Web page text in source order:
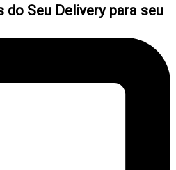
do Seu Delivery para seu